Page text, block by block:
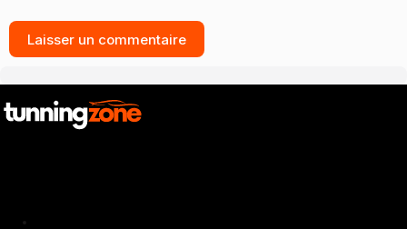
Laisser un commentaire